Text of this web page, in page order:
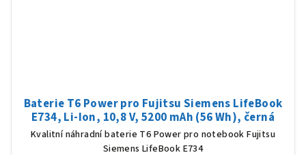
Baterie T6 Power pro Fujitsu Siemens LifeBook
E734, Li-Ion, 10,8 V, 5200 mAh (56 Wh), černá
Kvalitní náhradní baterie T6 Power pro notebook Fujitsu
Siemens LifeBook E734